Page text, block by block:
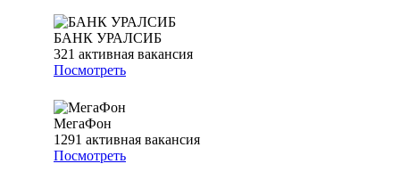
БАНК УРАЛСИБ
321 активная вакансия
Посмотреть
МегаФон
1291 активная вакансия
Посмотреть